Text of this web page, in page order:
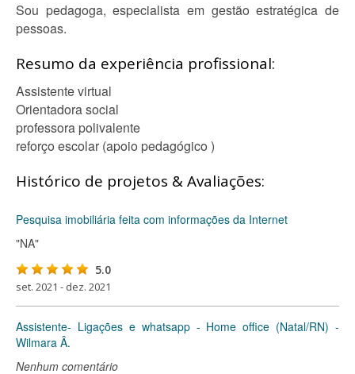
Sou pedagoga, especialista em gestão estratégica de
pessoas.
Resumo da experiência profissional:
Assistente virtual
Orientadora social
professora polivalente
reforço escolar (apoio pedagógico )
Histórico de projetos & Avaliações:
Pesquisa imobiliária feita com informações da Internet
"NA"
5.0
set. 2021 - dez. 2021
Assistente- Ligações e whatsapp - Home office (Natal/RN) -
Wilmara Â.
Nenhum comentário